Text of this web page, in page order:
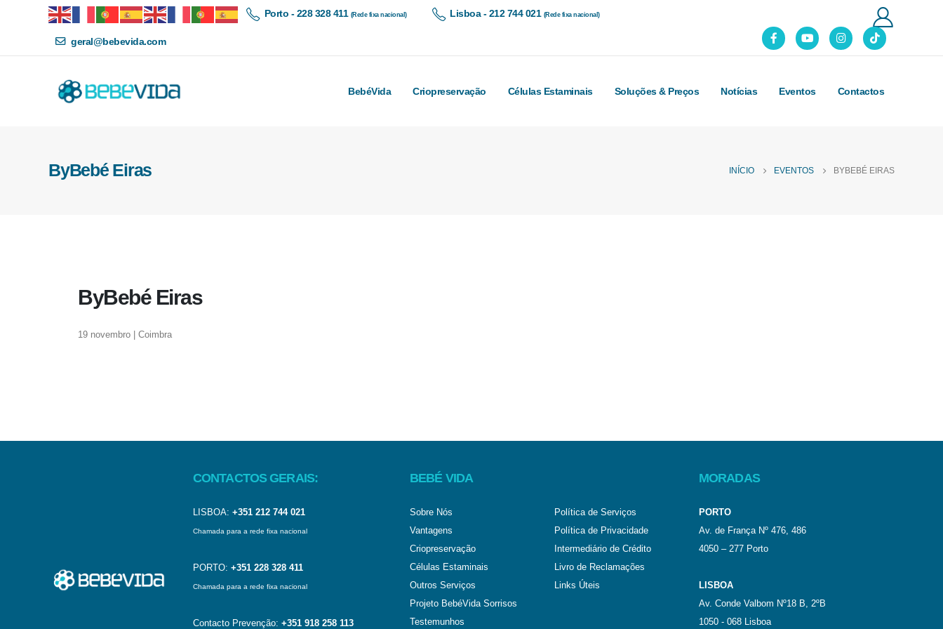
Porto - 228 328 411 (Rede fixa nacional) Lisboa - 212 744 021 (Rede fixa nacional)
geral@bebevida.com
BebéVida Criopreservação Células Estaminais Soluções & Preços Notícias Eventos Contactos
ByBebé Eiras INÍCIO EVENTOS BYBEBÉ EIRAS
ByBebé Eiras
19 novembro | Coimbra
CONTACTOS GERAIS:
LISBOA: +351 212 744 021
Chamada para a rede fixa nacional
PORTO: +351 228 328 411
Chamada para a rede fixa nacional
Contacto Prevenção: +351 918 258 113
BEBÉ VIDA
Sobre Nós
Vantagens
Criopreservação
Células Estaminais
Outros Serviços
Projeto BebéVida Sorrisos
Testemunhos
Política de Serviços
Política de Privacidade
Intermediário de Crédito
Livro de Reclamações
Links Úteis
MORADAS
PORTO
Av. de França Nº 476, 486
4050 – 277 Porto
LISBOA
Av. Conde Valbom Nº18 B, 2ºB
1050 - 068 Lisboa